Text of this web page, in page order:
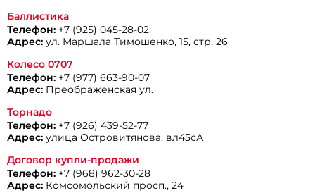
Баллистика
Телефон: +7 (925) 045-28-02
Адрес: ул. Маршала Тимошенко, 15, стр. 26
Колесо 0707
Телефон: +7 (977) 663-90-07
Адрес: Преображенская ул.
Торнадо
Телефон: +7 (926) 439-52-77
Адрес: улица Островитянова, вл45сА
Договор купли-продажи
Телефон: +7 (968) 962-30-28
Адрес: Комсомольский просп., 24